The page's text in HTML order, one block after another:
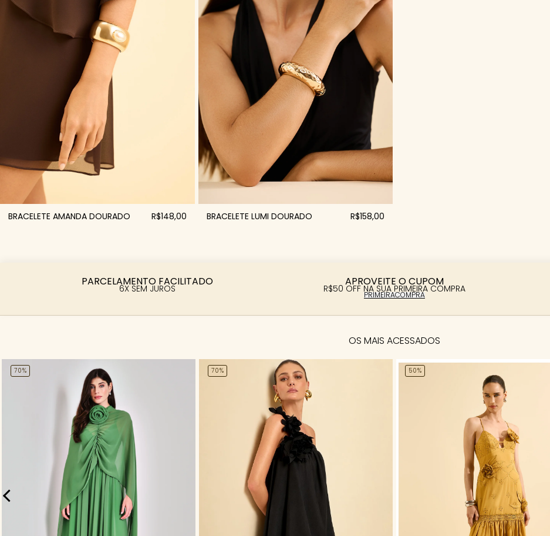
BRACELETE AMANDA DOURADO R$148,00 BRACELETE LUMI DOURADO R$158,00
PARCELAMENTO FACILITADO
6X SEM JUROS
APROVEITE O CUPOM
R$50 OFF NA SUA PRIMEIRA COMPRA
PRIMEIRACOMPRA
OS MAIS ACESSADOS
70% 70% 50%